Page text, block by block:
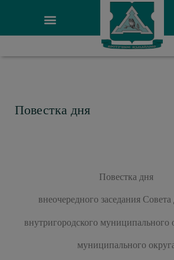
Повестка дня
Повестка дня
внеочередного заседания Совета
внутригородского муниципального
муниципального